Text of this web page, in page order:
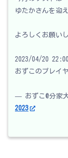
ゆたかさんを迎
よろしくお願い
2023/04/20
おずこのプレイ
— おずこ@分家
2023